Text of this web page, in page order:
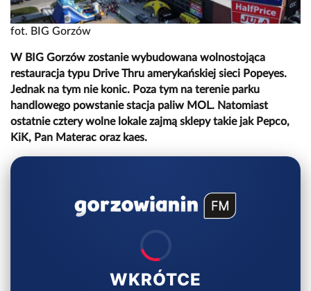
fot. BIG Gorzów
W BIG Gorzów zostanie wybudowana wolnostojąca
restauracja typu Drive Thru amerykańskiej sieci Popeyes.
Jednak na tym nie konic. Poza tym na terenie parku
handlowego powstanie stacja paliw MOL. Natomiast
ostatnie cztery wolne lokale zajmą sklepy takie jak Pepco,
KiK, Pan Materac oraz kaes.
WKRÓTCE